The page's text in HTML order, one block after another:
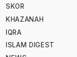
SKOR
KHAZANAH
IQRA
ISLAM DIGEST